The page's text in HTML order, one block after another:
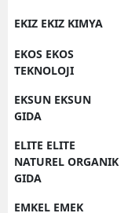
EKIZ EKIZ KIMYA
EKOS EKOS
TEKNOLOJI
EKSUN EKSUN
GIDA
ELITE ELITE
NATUREL ORGANIK
GIDA
EMKEL EMEK